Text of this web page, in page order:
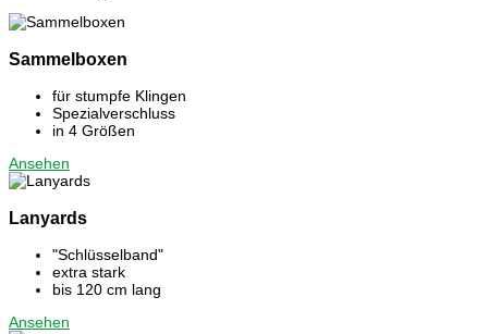
Sammelboxen
für stumpfe Klingen
Spezialverschluss
in 4 Größen
Ansehen
Lanyards
"Schlüsselband"
extra stark
bis 120 cm lang
Ansehen